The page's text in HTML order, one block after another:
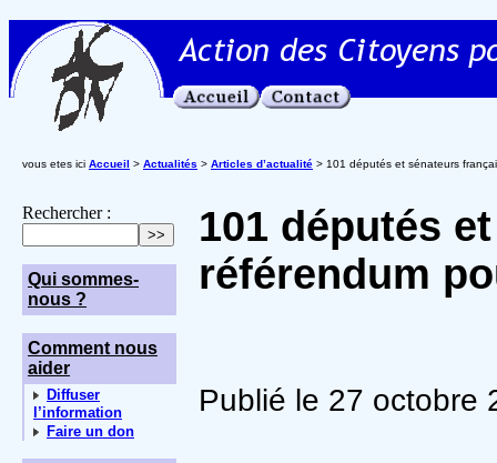
vous etes ici Accueil > Actualités > Articles d’actualité > 101 députés et sénateurs
Rechercher :
Qui sommes-
nous ?
Comment nous
aider
Diffuser
l’information
Faire un don
101 députés
référendum
Publié le 27 octobre